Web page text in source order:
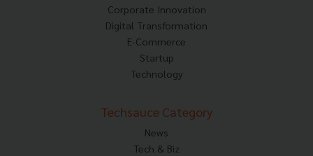
Corporate Innovation
Digital Transformation
E-Commerce
Startup
Technology
Techsauce Category
News
Tech & Biz